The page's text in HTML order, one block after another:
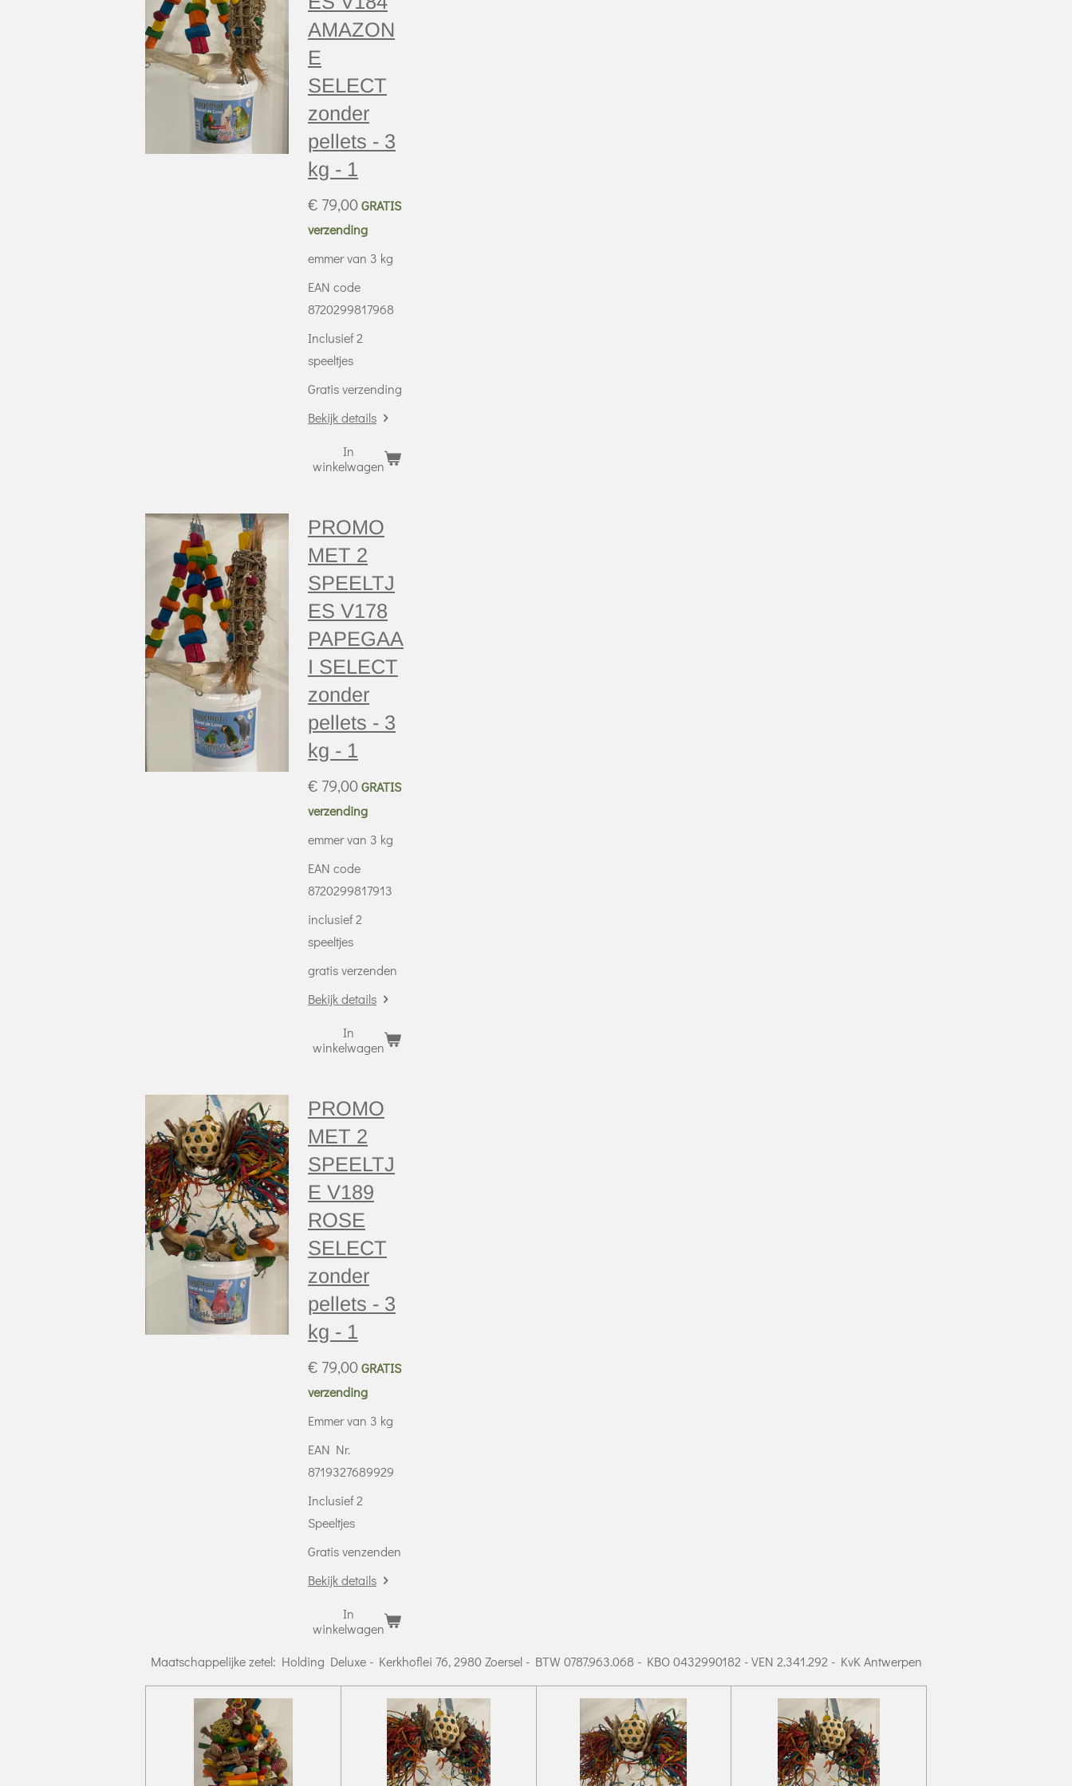
AMAZON
E
SELECT
zonder
pellets - 3
kg - 1
€ 79,00GRATIS
verzending
emmer van 3 kg
EAN code
8720299817968
Inclusief 2
speeltjes
Gratis verzending
Bekijk details
In
winkelwagen
PROMO
MET 2
SPEELTJ
ES V178
PAPEGAA
I SELECT
zonder
pellets - 3
kg - 1
€ 79,00GRATIS
verzending
emmer van 3 kg
EAN code
8720299817913
inclusief 2
speeltjes
gratis verzenden
Bekijk details
In
winkelwagen
PROMO
MET 2
SPEELTJ
E V189
ROSE
SELECT
zonder
pellets - 3
kg - 1
€ 79,00GRATIS
verzending
Emmer van 3 kg
EAN Nr.
8719327689929
Inclusief 2
Speeltjes
Gratis venzenden
Bekijk details
In
winkelwagen
Maatschappelijke zetel: Holding Deluxe - Kerkhoflei 76, 2980 Zoersel - BTW 0787.963.068 - KBO 0432990182 - VEN 2.341.292 - KvK Antwerpen